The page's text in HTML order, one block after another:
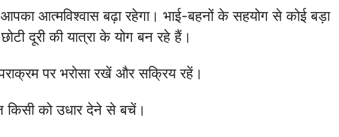
आत्मविश्वास बढ़ा रहेगा। भाई-बहनों के सहयोग से कोई बड़ा
दूरी की यात्रा के योग बन रहे हैं।
पर भरोसा रखें और सक्रिय रहें।
को उधार देने से बचें।